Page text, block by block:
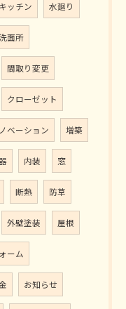
キッチン 水廻り
洗面所
間取り変更
クローゼット
ベーション 増築
内装 窓
断熱 防草
外壁塗装 屋根
ーム
お知らせ